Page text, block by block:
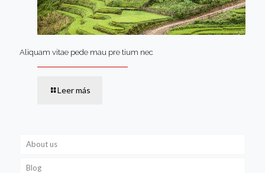
Aliquam vitae pede mau pre tium nec
Leer más
About us
Blog